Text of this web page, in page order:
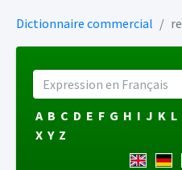
Dictionnaire commercial
A B C D E F G H I J K L
X Y Z